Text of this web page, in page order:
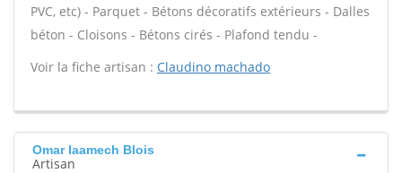
PVC, etc) - Parquet - Bétons décoratifs extérieurs - Dalles
béton - Cloisons - Bétons cirés - Plafond tendu -
Voir la fiche artisan : Claudino machado
Omar laamech Blois
Artisan